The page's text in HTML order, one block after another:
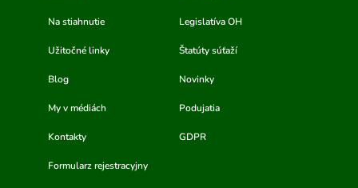
Na stiahnutie Legislatíva OH
Užitočné linky Štatúty súťaží
Blog Novinky
My v médiách Podujatia
Kontakty GDPR
Formularz rejestracyjny